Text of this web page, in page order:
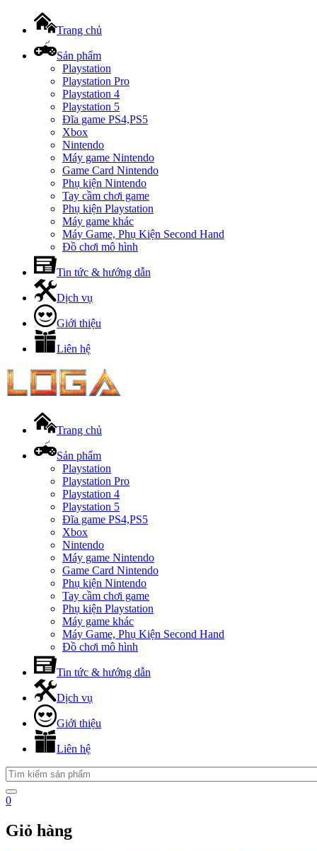
Trang chủ
Sản phẩm
Playstation
Playstation Pro
Playstation 4
Playstation 5
Đĩa game PS4,PS5
Xbox
Nintendo
Máy game Nintendo
Game Card Nintendo
Phụ kiện Nintendo
Tay cầm chơi game
Phụ kiện Playstation
Máy game khác
Máy Game, Phụ Kiện Second Hand
Đồ chơi mô hình
Tin tức & hướng dẫn
Dịch vụ
Giới thiệu
Liên hệ
Trang chủ
Sản phẩm
Playstation
Playstation Pro
Playstation 4
Playstation 5
Đĩa game PS4,PS5
Xbox
Nintendo
Máy game Nintendo
Game Card Nintendo
Phụ kiện Nintendo
Tay cầm chơi game
Phụ kiện Playstation
Máy game khác
Máy Game, Phụ Kiện Second Hand
Đồ chơi mô hình
Tin tức & hướng dẫn
Dịch vụ
Giới thiệu
Liên hệ
0
Giỏ hàng